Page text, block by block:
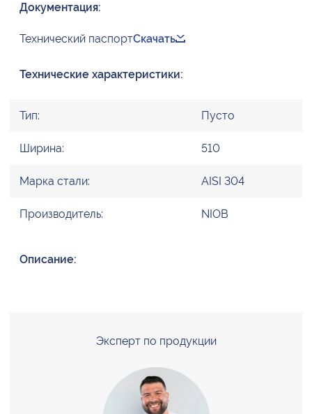
Документация:
Технический паспортСкачать
Технические характеристики:
Тип: Пусто
Ширина: 510
Марка стали: AISI 304
Производитель: NIOB
Описание:
Эксперт по продукции